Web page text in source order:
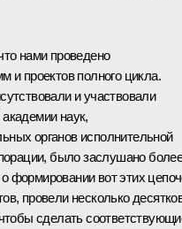
нами проведено
и проектов полного цикла.
и участвовали
наук,
органов исполнительной
было заслушано
формировании вот этих
провели несколько
сделать